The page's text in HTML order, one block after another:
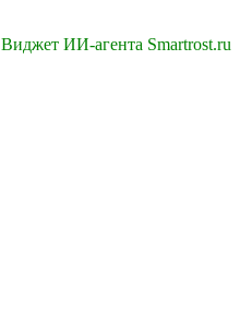
Виджет ИИ-агента Smartrost.ru